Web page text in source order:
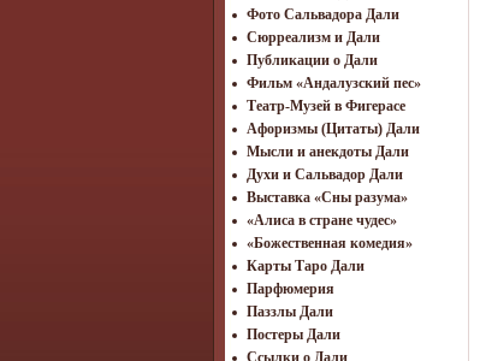
Фото Сальвадора Дали
Cюрреализм и Дали
Публикации о Дали
Фильм «Андалузский пес»
Театр-Музей в Фигерасе
Афоризмы (Цитаты) Дали
Мысли и анекдоты Дали
Духи и Сальвадор Дали
Выставка «Сны разума»
«Алиса в стране чудес»
«Божественная комедия»
Карты Таро Дали
Парфюмерия
Паззлы Дали
Постеры Дали
Ссылки о Дали